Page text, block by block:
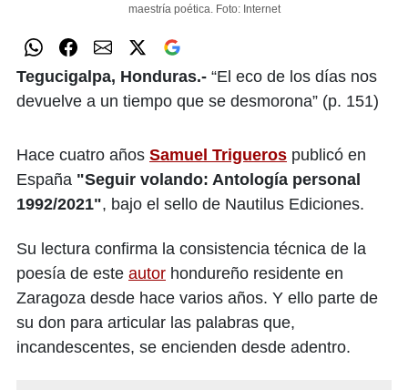
maestría poética. Foto: Internet
Tegucigalpa, Honduras.- “El eco de los días nos
devuelve a un tiempo que se desmorona” (p. 151)
Hace cuatro años Samuel Trigueros publicó en
España "Seguir volando: Antología personal
1992/2021", bajo el sello de Nautilus Ediciones.
Su lectura confirma la consistencia técnica de la
poesía de este autor hondureño residente en
Zaragoza desde hace varios años. Y ello parte de
su don para articular las palabras que,
incandescentes, se encienden desde adentro.